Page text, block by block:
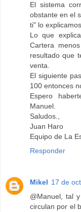
El sistema
obstante en el
ti" lo
Lo que
Cartera
resultado que
venta.
El siguiente
100 entonces
Espero
Manuel.
Saludos.,
Juan Haro
Equipo de La
Responder
Mikel 17 de
@Manuel, tal
circulan por el